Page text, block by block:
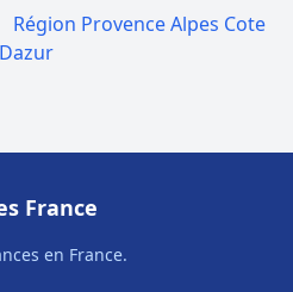
Région Provence Alpes Cote
Dazur
France
en France.